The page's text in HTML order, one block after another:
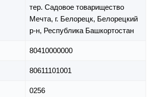
тер. Садовое товарищество
Мечта, г. Белорецк, Белорецкий
р-н, Республика Башкортостан
80410000000
80611101001
0256